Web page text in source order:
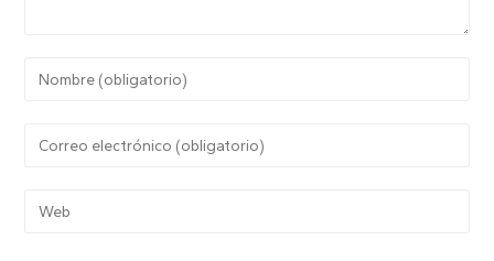
Introduce
de
Introduce
de
Introduce